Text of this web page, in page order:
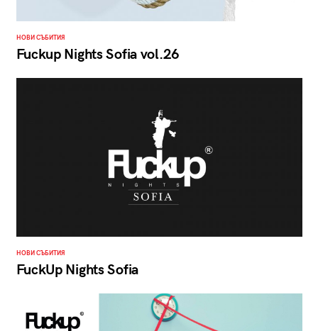
НОВИ СЪБИТИЯ
Fuckup Nights Sofia vol.26
НОВИ СЪБИТИЯ
FuckUp Nights Sofia